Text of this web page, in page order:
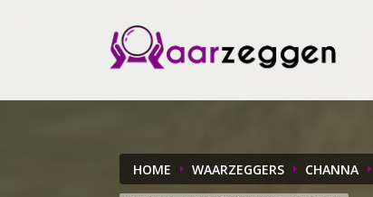
HOME WAARZEGGERS CHANNA